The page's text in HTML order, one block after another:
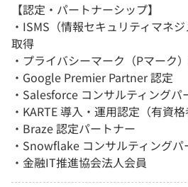
【認定・パートナーシップ】
・ISMS（情報セキュリティマネ
取得
・プライバシーマーク（Pマーク
・Google Premier Partner 認定
・Salesforce コンサルティングパ
・KARTE 導入・運用認定（有資格
・Braze 認定パートナー
・Snowflake コンサルティングパ
・金融IT推進協会法人会員